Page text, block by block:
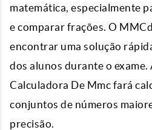
matemática, especialmente
e comparar frações. O
encontrar uma solução
dos alunos durante o
Calculadora De Mmc fará
conjuntos de números
precisão.